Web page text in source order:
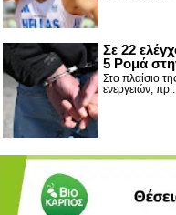
Σε 22
5 Ρομά
Στο πλαίσιο
ενεργειών, πρ...